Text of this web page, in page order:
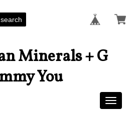
search
Minerals + G
You
Toggle